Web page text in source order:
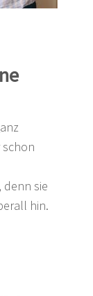
schon
denn sie
hin.